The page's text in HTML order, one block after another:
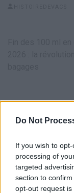
Do Not
If you wish to
processing of
targeted
section to
opt-out request
LAISSER UN
Votre adresse e-
obligatoires sont